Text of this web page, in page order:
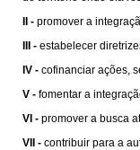
II - promover a
III - estabelecer
IV - cofinanciar ações,
V - fomentar a
VI - promover a busca
VII - contribuir para a